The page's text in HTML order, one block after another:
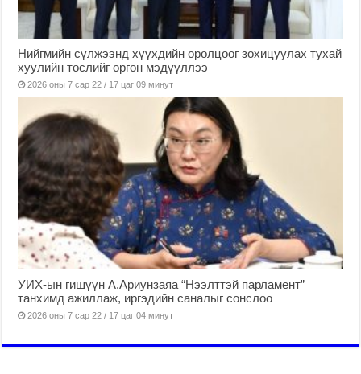
Нийгмийн сүлжээнд хүүхдийн оролцоог зохицуулах тухай
хуулийн төслийг өргөн мэдүүллээ
2026 оны 7 сар 22 / 17 цаг 09 минут
УИХ-ын гишүүн А.Ариунзаяа “Нээлттэй парламент”
танхимд ажиллаж, иргэдийн саналыг сонслоо
2026 оны 7 сар 22 / 17 цаг 04 минут